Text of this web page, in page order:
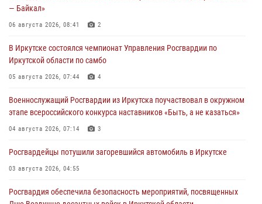
— Байкал»
06 августа 2026, 08:41 2
В Иркутске состоялся чемпионат Управления Росгвардии по
Иркутской области по самбо
05 августа 2026, 07:44 4
Военнослужащий Росгвардии из Иркутска поучаствовал в окружном
этапе всероссийского конкурса наставников «Быть, а не казаться»
04 августа 2026, 07:14 3
Росгвардейцы потушили загоревшийся автомобиль в Иркутске
03 августа 2026, 04:55
Росгвардия обеспечила безопасность мероприятий, посвященных